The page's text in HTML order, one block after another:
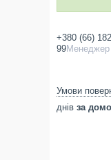
+380 (66)
99Менеджер
днів за